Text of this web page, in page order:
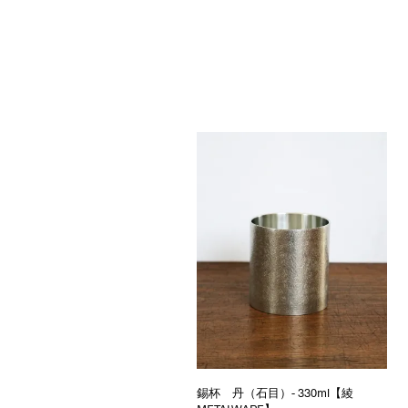
錫杯 丹（石目）- 330ml【綾